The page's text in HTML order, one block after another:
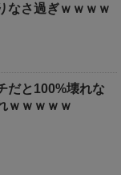
なさ過ぎｗｗｗｗ
だと100%壊れな
ｗｗｗｗｗ